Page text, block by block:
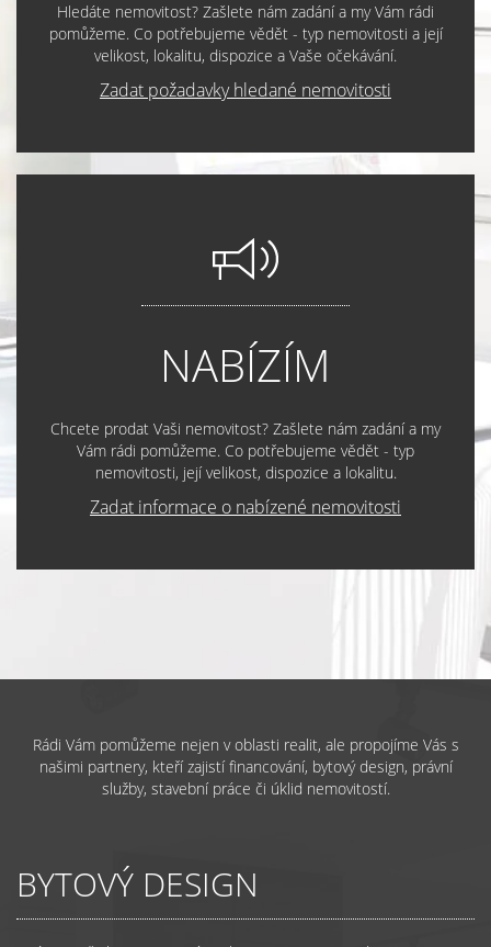
Hledáte nemovitost? Zašlete nám zadání a my Vám rádi
pomůžeme. Co potřebujeme vědět - typ nemovitosti a její
velikost, lokalitu, dispozice a Vaše očekávání.
Zadat požadavky hledané nemovitosti
NABÍZÍM
Chcete prodat Vaši nemovitost? Zašlete nám zadání a my
Vám rádi pomůžeme. Co potřebujeme vědět - typ
nemovitosti, její velikost, dispozice a lokalitu.
Zadat informace o nabízené nemovitosti
Rádi Vám pomůžeme nejen v oblasti realit, ale propojíme Vás s
našimi partnery, kteří zajistí financování, bytový design, právní
služby, stavební práce či úklid nemovitostí.
BYTOVÝ DESIGN